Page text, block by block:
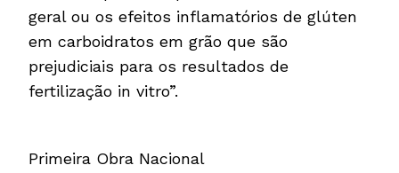
geral ou os efeitos inflamatórios de glúten
em carboidratos em grão que são
prejudiciais para os resultados de
fertilização in vitro”.
Primeira Obra Nacional